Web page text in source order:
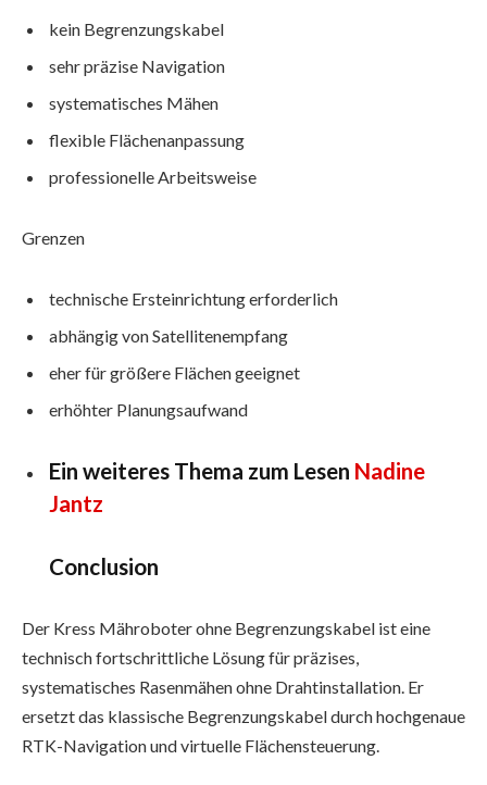
kein Begrenzungskabel
sehr präzise Navigation
systematisches Mähen
flexible Flächenanpassung
professionelle Arbeitsweise
Grenzen
technische Ersteinrichtung erforderlich
abhängig von Satellitenempfang
eher für größere Flächen geeignet
erhöhter Planungsaufwand
Ein weiteres Thema zum Lesen Nadine
Jantz
Conclusion
Der Kress Mähroboter ohne Begrenzungskabel ist eine
technisch fortschrittliche Lösung für präzises,
systematisches Rasenmähen ohne Drahtinstallation. Er
ersetzt das klassische Begrenzungskabel durch hochgenaue
RTK-Navigation und virtuelle Flächensteuerung.